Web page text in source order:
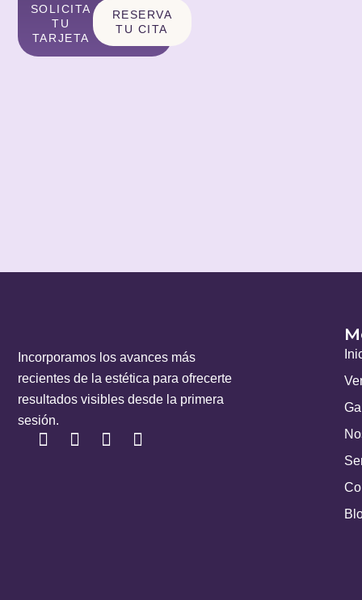
SOLICITA
TU
TARJETA
RESERVA
TU CITA
Incorporamos los avances más
recientes de la estética para ofrecerte
resultados visibles desde la primera
sesión.